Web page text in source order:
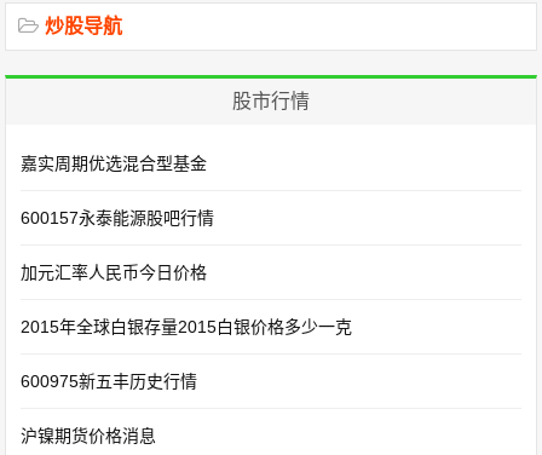
炒股导航
股市行情
嘉实周期优选混合型基金
600157永泰能源股吧行情
加元汇率人民币今日价格
2015年全球白银存量2015白银价格多少一克
600975新五丰历史行情
沪镍期货价格消息